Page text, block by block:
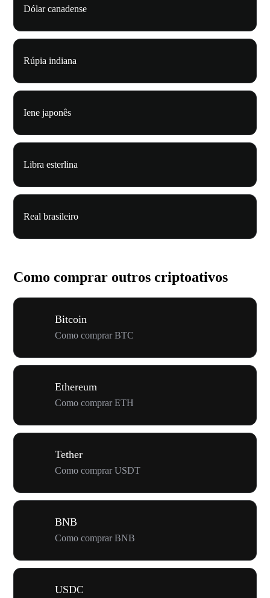
Dólar canadense
Rúpia indiana
Iene japonês
Libra esterlina
Real brasileiro
Como comprar outros criptoativos
Bitcoin
Como comprar BTC
Ethereum
Como comprar ETH
Tether
Como comprar USDT
BNB
Como comprar BNB
USDC